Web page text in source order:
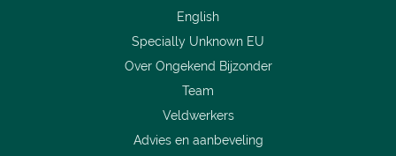
English
Specially Unknown EU
Over Ongekend Bijzonder
Team
Veldwerkers
Advies en aanbeveling